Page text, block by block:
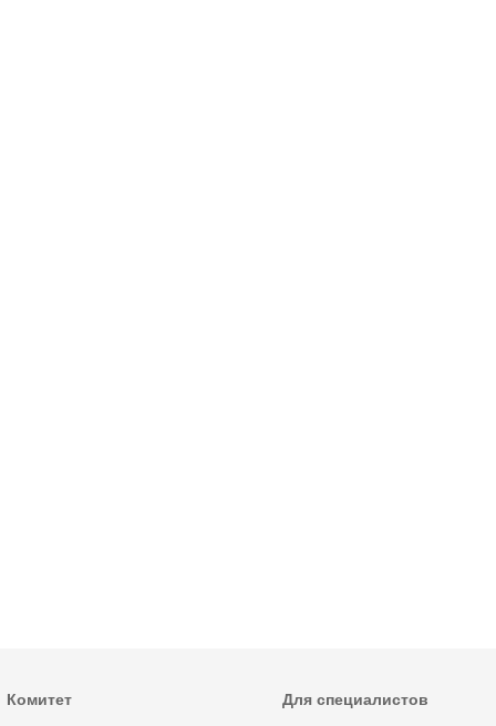
Комитет Для специалистов